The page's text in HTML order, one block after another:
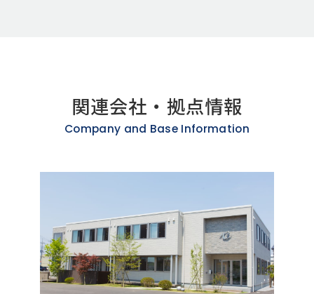
関連会社・拠点情報
Company and Base Information